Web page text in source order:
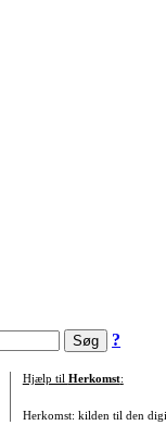
?
Hjælp til Herkomst:
Herkomst: kilden til den